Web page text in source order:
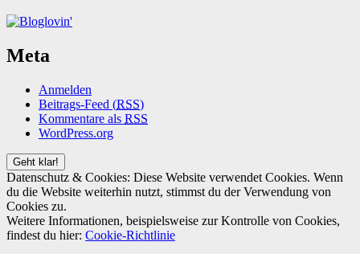
Meta
Anmelden
Beitrags-Feed (RSS)
Kommentare als RSS
WordPress.org
Datenschutz & Cookies: Diese Website verwendet Cookies. Wenn
du die Website weiterhin nutzt, stimmst du der Verwendung von
Cookies zu.
Weitere Informationen, beispielsweise zur Kontrolle von Cookies,
findest du hier: Cookie-Richtlinie